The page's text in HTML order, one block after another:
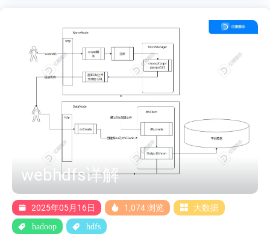
FSNamesystem会调用recoverLeaseInternal检查文件是否是
UnderConstruction，是UnderConstruction的前提下，在leaseManager
中是否这个client已经持有租约，如果有则抛出已经持有租约的异
常 再检查文件的原来的租约持有者的的租约是否超过了软限制，
如果超过了软限制则执行租约恢复internalReleaseLease进行租约恢
复。 因为在文件是UnderConstruction前提下检查，文件必定有一个
租约持有者，所以，直接抛出已经有另一个租约持有者的异常。
如果文件不是在UnderConstruction状态，则直接为这个发起请求的
客户端构造租约，加入到LeaseManager的租约维护的集合中....
webhdfs详解
2025年05月16日 1,074 浏览 大数据
hadoop hdfs